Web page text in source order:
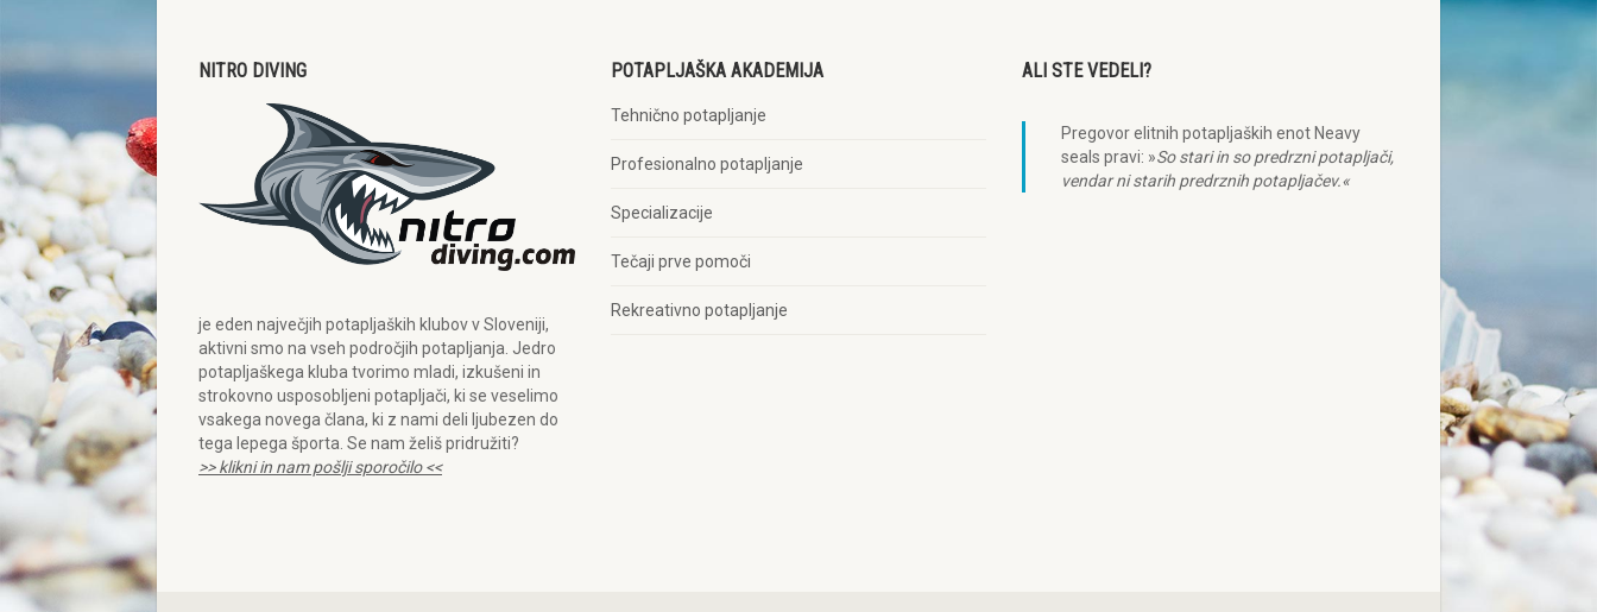
NITRO DIVING
je eden največjih potapljaških klubov v Sloveniji,
aktivni smo na vseh področjih potapljanja. Jedro
potapljaškega kluba tvorimo mladi, izkušeni in
strokovno usposobljeni potapljači, ki se veselimo
vsakega novega člana, ki z nami deli ljubezen do
tega lepega športa. Se nam želiš pridružiti?
>> klikni in nam pošlji sporočilo <<
POTAPLJAŠKA AKADEMIJA
Tehnično potapljanje
Profesionalno potapljanje
Specializacije
Tečaji prve pomoči
Rekreativno potapljanje
ALI STE VEDELI?
Pregovor elitnih potapljaških enot Neavy
seals pravi: »So stari in so predrzni potapljači,
vendar ni starih predrznih potapljačev.«